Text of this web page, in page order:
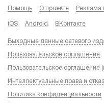
Помощь О проекте Реклама
iOS Android ВКонтакте
Выходные данные сетевого
Пользовательское соглашение
Пользовательское соглашение
Интеллектуальные права и
Политика конфиденциальности